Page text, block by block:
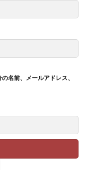
名前、メールアドレス、